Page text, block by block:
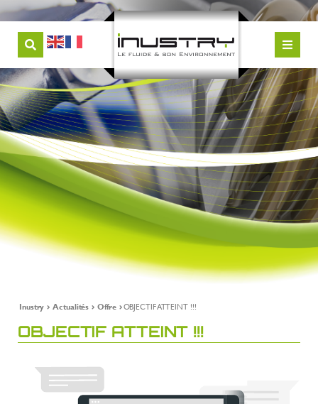
Inustry Actualités Offre OBJECTIF ATTEINT !!!
OBJECTIF ATTEINT !!!